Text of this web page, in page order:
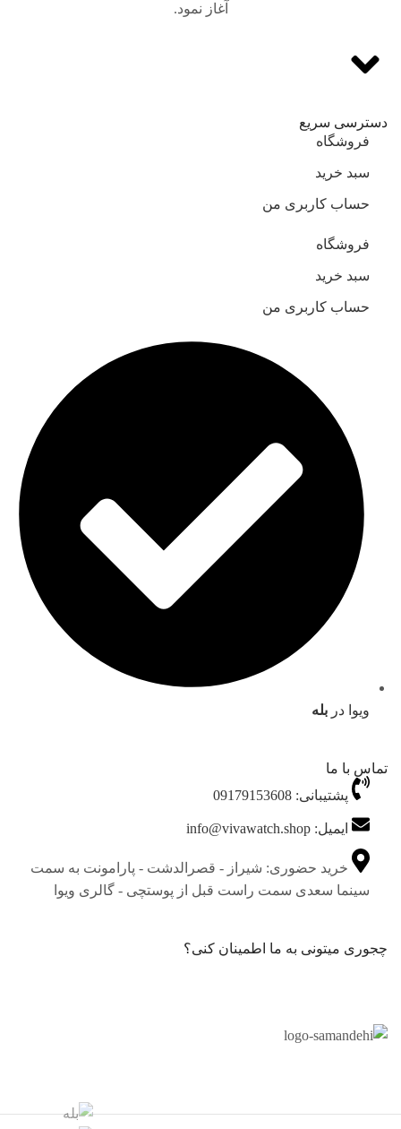
آغاز نمود.
دسترسی سریع
فروشگاه
سبد خرید
حساب کاربری من
فروشگاه
سبد خرید
حساب کاربری من
ویوا در بله
تماس با ما
پشتیبانی: 09179153608
ایمیل: info@vivawatch.shop
خرید حضوری: شیراز - قصرالدشت - پارامونت به سمت
سینما سعدی سمت راست قبل از پوستچی - گالری ویوا
چجوری میتونی به ما اطمینان کنی؟